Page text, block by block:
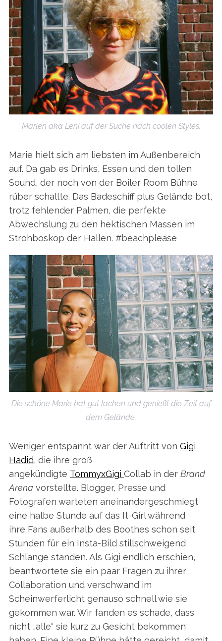
Marlen aka Leni auf der Suche nach coolen Styles.
Marie hielt sich am liebsten im Außenbereich
auf. Da gab es Drinks, Essen und den tollen
Sound, der noch von der Boiler Room Bühne
rüber schallte. Das Badeschiff plus Gelände bot,
trotz fehlender Palmen, die perfekte
Abwechslung zu den hektischen Massen im
Strohboskop der Hallen. #beachplease
Die schöne Marie hat gut lachen und genießt die Zeit auf
dem Gelände.
Weniger entspannt war der Auftritt von Gigi
Hadid, die ihre groß
angekündigte TommyxGigi Collab in der Brand
Arena vorstellte. Blogger, Presse und
Fotografen warteten aneinandergeschmiegt
eine halbe Stunde auf das It-Girl während
ihre Fans außerhalb des Boothes schon seit
Stunden für ein Insta-Bild stillschweigend
Schlange standen. Als Gigi endlich erschien,
beantwortete sie ein paar Fragen zu ihrer
Collaboration und verschwand im
Scheinwerferlicht genauso schnell wie sie
gekommen war. Wir fanden es schade, dass
nicht „alle“ sie kurz zu Gesicht bekommen
c
h
f
o
r